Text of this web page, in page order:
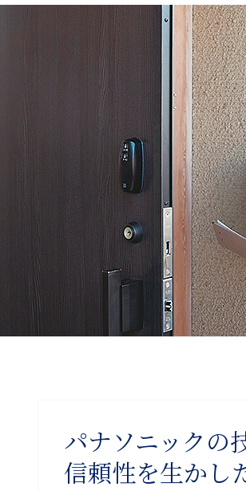
パナソニックの
信頼性を生かし